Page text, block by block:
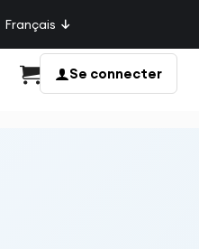
Français
Panier
Se connecter